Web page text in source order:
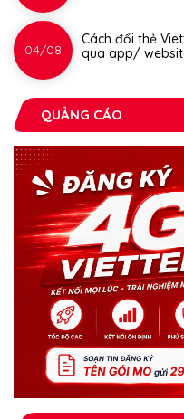
04/08
Cách đổi thẻ
qua app/
QUẢNG CÁO